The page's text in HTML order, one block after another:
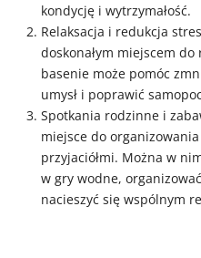
kondycję i wytrzymałość.
Relaksacja i redukcja
doskonałym miejscem
basenie może pomóc
umysł i poprawić
Spotkania rodzinne i
miejsce do
przyjaciółmi. Można w
w gry wodne,
nacieszyć się wspólnym